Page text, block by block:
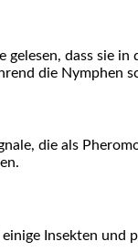
‌dass ⁤sie
die Nymphen
die als
‌Insekten